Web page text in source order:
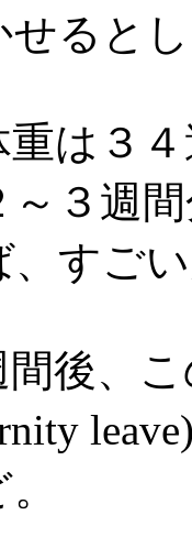
せると
は３
３週
すご
後、